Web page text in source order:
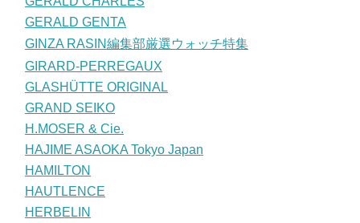
GERALD GENTA
GINZA RASIN編集部厳選ウォッチ特集
GIRARD-PERREGAUX
GLASHÜTTE ORIGINAL
GRAND SEIKO
H.MOSER & Cie.
HAJIME ASAOKA Tokyo Japan
HAMILTON
HAUTLENCE
HERBELIN